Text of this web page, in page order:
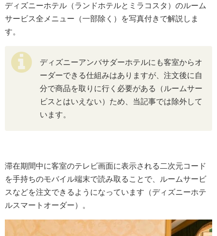
ディズニーホテル（ランドホテルとミラコスタ）のルーム
サービス全メニュー（一部除く）を写真付きで解説しま
す。
ディズニーアンバサダーホテルにも客室からオ
ーダーできる仕組みはありますが、注文後に自
分で商品を取りに行く必要がある（ルームサー
ビスとはいえない）ため、当記事では除外して
います。
滞在期間中に客室のテレビ画面に表示される二次元コード
を手持ちのモバイル端末で読み取ることで、ルームサービ
スなどを注文できるようになっています（ディズニーホテ
ルスマートオーダー）。